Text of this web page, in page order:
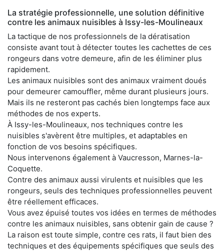
La stratégie professionnelle, une solution définitive
contre les animaux nuisibles à Issy-les-Moulineaux
La tactique de nos professionnels de la dératisation
consiste avant tout à détecter toutes les cachettes de ces
rongeurs dans votre demeure, afin de les éliminer plus
rapidement.
Les animaux nuisibles sont des animaux vraiment doués
pour demeurer camouffler, même durant plusieurs jours.
Mais ils ne resteront pas cachés bien longtemps face aux
méthodes de nos experts.
À Issy-les-Moulineaux, nos techniques contre les
nuisibles s'avèrent être multiples, et adaptables en
fonction de vos besoins spécifiques.
Nous intervenons également à Vaucresson, Marnes-la-
Coquette.
Contre des animaux aussi virulents et nuisibles que les
rongeurs, seuls des techniques professionnelles peuvent
être réellement efficaces.
Vous avez épuisé toutes vos idées en termes de méthodes
contre les animaux nuisibles, sans obtenir gain de cause ?
La raison est toute simple, contre ces rats, il faut bien des
techniques et des équipements spécifiques que seuls des